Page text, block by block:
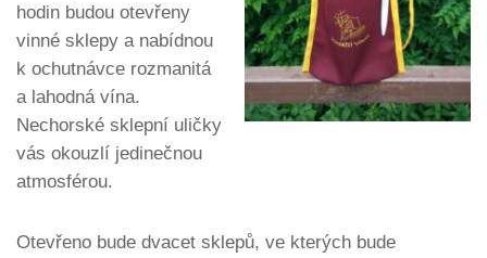
hodin budou otevřeny
vinné sklepy a nabídnou
k ochutnávce rozmanitá
a lahodná vína.
Nechorské sklepní uličky
vás okouzlí jedinečnou
atmosférou.
Otevřeno bude dvacet sklepů, ve kterých bude